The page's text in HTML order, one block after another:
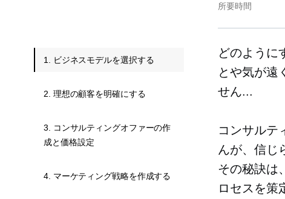
所要時間
どのように
とや気が遠
せん...
コンサルテ
んが、信じ
その秘訣は
ロセスを策
1. ビジネスモデルを選択する
2. 理想の顧客を明確にする
3. コンサルティングオファーの作
成と価格設定
4. マーケティング戦略を作成する